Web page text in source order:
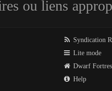
ou liens
Syndication
Lite mode
Dwarf
Help